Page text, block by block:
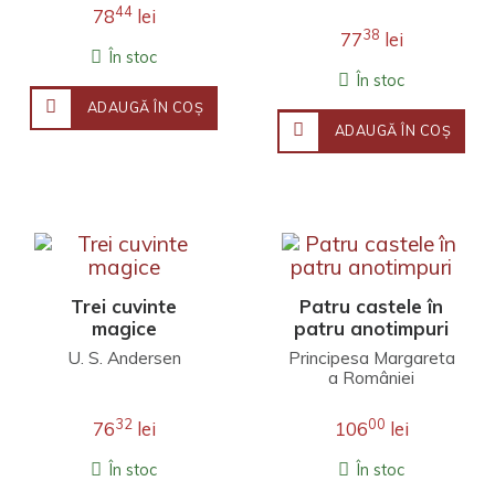
7844lei
În stoc
ADAUGĂ ÎN COŞ
7738 lei
În stoc
ADAUGĂ ÎN COŞ
Trei cuvinte
magice
U. S. Andersen
7632lei
În stoc
Patru castele în
patru anotimpuri
Principesa Margareta
a României
10600 lei
În stoc